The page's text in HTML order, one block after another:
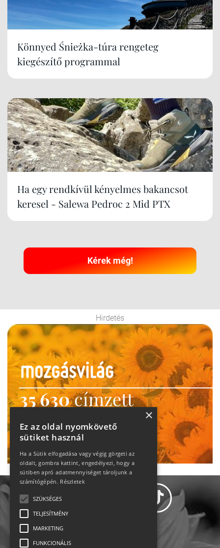
Könnyed Śnieżka-túra rengeteg
kiegészítő programmal
Ha egy rendkívül kényelmes bakancsot
keresel - Salewa Pedroc 2 Mid PTX
Kérek még!
Hirdetés
35 630címzett
heti motiváció
Ne maradj le!
×
Ez az oldal nyomkövető
sütiket használ
Ha a Sütik elfogadása vagy végig görgeti az
oldalt, gombra kattint, engedélyezi, hogy a
sütiben apró adatmennyiséget tároljunk a
számítógépén. Részletek
SZÜKSÉGES
TELJESÍTMÉNY
MARKETING
FUNKCIONÁLIS